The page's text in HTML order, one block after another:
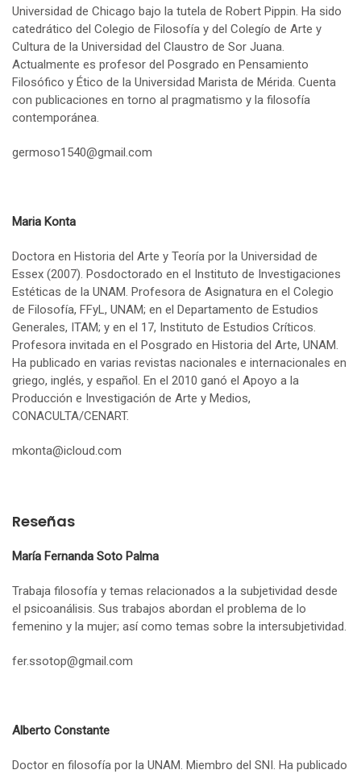
Universidad de Chicago bajo la tutela de Robert Pippin. Ha sido
catedrático del Colegio de Filosofía y del Colegío de Arte y
Cultura de la Universidad del Claustro de Sor Juana.
Actualmente es profesor del Posgrado en Pensamiento
Filosófico y Ético de la Universidad Marista de Mérida. Cuenta
con publicaciones en torno al pragmatismo y la filosofía
contemporánea.
germoso1540@gmail.com
Maria Konta
Doctora en Historia del Arte y Teoría por la Universidad de
Essex (2007). Posdoctorado en el Instituto de Investigaciones
Estéticas de la UNAM. Profesora de Asignatura en el Colegio
de Filosofía, FFyL, UNAM; en el Departamento de Estudios
Generales, ITAM; y en el 17, Instituto de Estudios Críticos.
Profesora invitada en el Posgrado en Historia del Arte, UNAM.
Ha publicado en varias revistas nacionales e internacionales en
griego, inglés, y español. En el 2010 ganó el Apoyo a la
Producción e Investigación de Arte y Medios,
CONACULTA/CENART.
mkonta@icloud.com
Reseñas
María Fernanda Soto Palma
Trabaja filosofía y temas relacionados a la subjetividad desde
el psicoanálisis. Sus trabajos abordan el problema de lo
femenino y la mujer; así como temas sobre la intersubjetividad.
fer.ssotop@gmail.com
Alberto Constante
Doctor en filosofía por la UNAM. Miembro del SNI. Ha publicado